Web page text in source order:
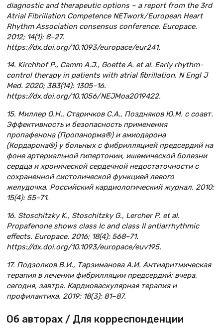
diagnostic and therapeutic options – a report from the 3rd
Atrial Fibrillation Competence NETwork/European Heart
Rhythm Association consensus conference. Europace.
2012; 14(1): 8–27.
https://dx.doi.org/10.1093/europace/eur241.
14. Kirchhof P., Camm A.J., Goette A. et al. Early rhythm-
control therapy in patients with atrial fibrillation. N Engl J
Med. 2020; 383(14): 1305–16.
https://dx.doi.org/10.1056/NEJMoa2019422.
15. Миллер О.Н., Старичков С.А., Поздняков Ю.М. с соавт.
Эффективность и безопасность применения
пропафенона (Пропанорма®) и амиодарона
(Кордарона®) у больных с фибрилляцией предсердий на
фоне артериальной гипертонии, ишемической болезни
сердца и хронической сердечной недостаточности с
сохраненной систолической функцией левого
желудочка. Российский кардиологический журнал. 2010;
15(4): 55–71.
16. Stoschitzky K., Stoschitzky G., Lercher P. et al.
Propafenone shows class Ic and class II antiarrhythmic
effects. Europace. 2016; 18(4): 568–71.
https://dx.doi.org/10.1093/europace/euv195.
17. Подзолков В.И., Тарзиманова А.И. Антиаритмическая
терапия в лечении фибрилляции предсердий: вчера,
сегодня, завтра. Кардиоваскулярная терапия и
профилактика. 2019; 18(3): 81–87.
Об авторах / Для корреспонденции